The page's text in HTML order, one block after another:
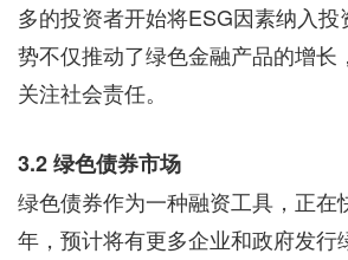
多的投资者开始将ESG因素纳入
势不仅推动了绿色金融产品的增长
关注社会责任。
3.2 绿色债券市场
绿色债券作为一种融资工具，正在
年，预计将有更多企业和政府发行